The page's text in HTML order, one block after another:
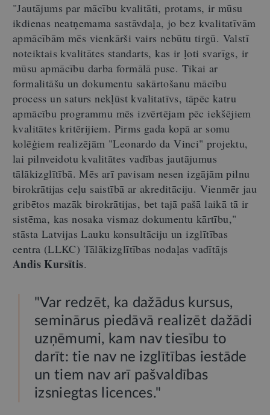
"Jautājums par mācību kvalitāti, protams, ir mūsu
ikdienas neatņemama sastāvdaļa, jo bez kvalitatīvām
apmācībām mēs vienkārši vairs nebūtu tirgū. Valstī
noteiktais kvalitātes standarts, kas ir ļoti svarīgs, ir
mūsu apmācību darba formālā puse. Tikai ar
formalitāšu un dokumentu sakārtošanu mācību
process un saturs nekļūst kvalitatīvs, tāpēc katru
apmācību programmu mēs izvērtējam pēc iekšējiem
kvalitātes kritērijiem. Pirms gada kopā ar somu
kolēģiem realizējām "Leonardo da Vinci" projektu,
lai pilnveidotu kvalitātes vadības jautājumus
tālākizglītībā. Mēs arī pavisam nesen izgājām pilnu
birokrātijas ceļu saistībā ar akreditāciju. Vienmēr jau
gribētos mazāk birokrātijas, bet tajā pašā laikā tā ir
sistēma, kas nosaka vismaz dokumentu kārtību,"
stāsta Latvijas Lauku konsultāciju un izglītības
centra (LLKC) Tālākizglītības nodaļas vadītājs
Andis Kursītis.
"Var redzēt, ka dažādus kursus,
seminārus piedāvā realizēt dažādi
uzņēmumi, kam nav tiesību to
darīt: tie nav ne izglītības iestāde
un tiem nav arī pašvaldības
izsniegtas licences."